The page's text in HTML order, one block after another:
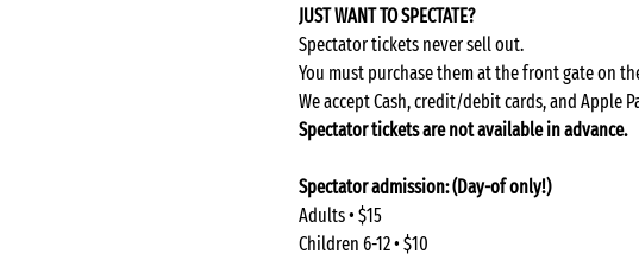
JUST WANT TO SPECTATE?
Spectator tickets never sell out.
You must purchase them at the front gate on
We accept Cash, credit/debit cards, and Apple
Spectator tickets are not available in advance.
Spectator admission: (Day-of only!)
Adults • $15
Children 6-12 • $10